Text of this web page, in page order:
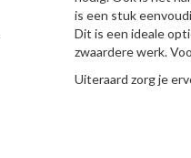
is een stuk
Dit is een ideale
zwaardere werk.
Uiteraard zorg je